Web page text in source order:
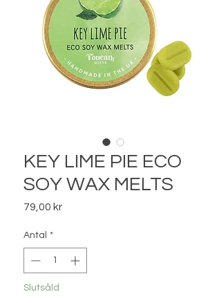
KEY LIME PIE ECO
SOY WAX MELTS
79,00 krPris
Antal *
Slutsåld